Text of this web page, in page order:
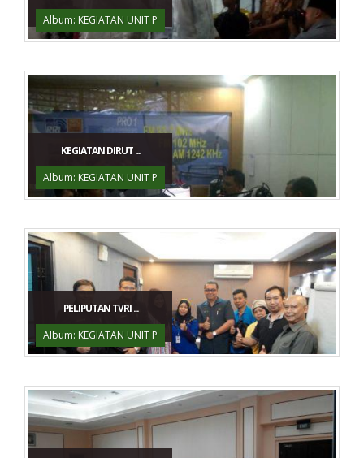
Album: KEGIATAN UNIT P
KEGIATAN DIRUT ...
Album: KEGIATAN UNIT P
PELIPUTAN TVRI ...
Album: KEGIATAN UNIT P